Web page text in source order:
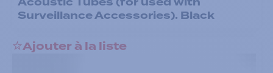
Surveillance Accessories). Black
Ajouter à la liste